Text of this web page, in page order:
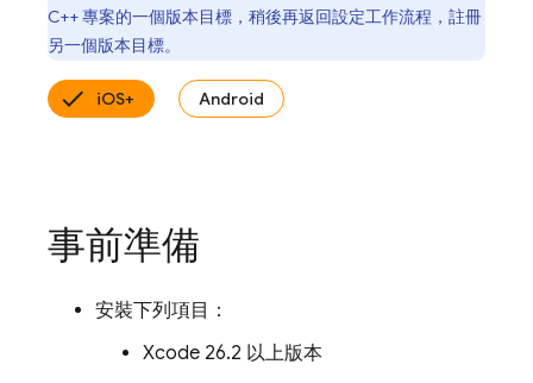
C++ 專案的一個版本目標，稍後再返回設定工作流程，註冊
另一個版本目標。
iOS+ Android
事前準備
安裝下列項目：
Xcode 26.2 以上版本